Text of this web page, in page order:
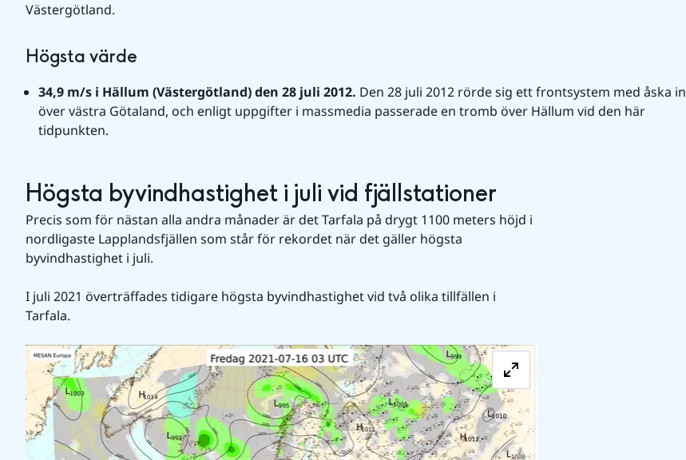
Västergötland.
Högsta värde
34,9 m/s i Hällum (Västergötland) den 28 juli 2012. Den 28 juli 2012 rörde sig ett frontsystem med åska in
över västra Götaland, och enligt uppgifter i massmedia passerade en tromb över Hällum vid den här
tidpunkten.
Högsta byvindhastighet i juli vid fjällstationer
Precis som för nästan alla andra månader är det Tarfala på drygt 1100 meters höjd i
nordligaste Lapplandsfjällen som står för rekordet när det gäller högsta
byvindhastighet i juli.
I juli 2021 överträffades tidigare högsta byvindhastighet vid två olika tillfällen i
Tarfala.